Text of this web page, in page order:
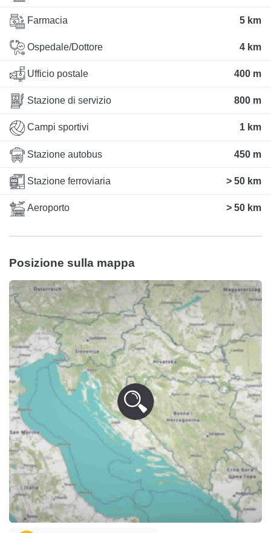
Farmacia 5 km
Ospedale/Dottore 4 km
Ufficio postale 400 m
Stazione di servizio 800 m
Campi sportivi 1 km
Stazione autobus 450 m
Stazione ferroviaria > 50 km
Aeroporto > 50 km
Posizione sulla mappa